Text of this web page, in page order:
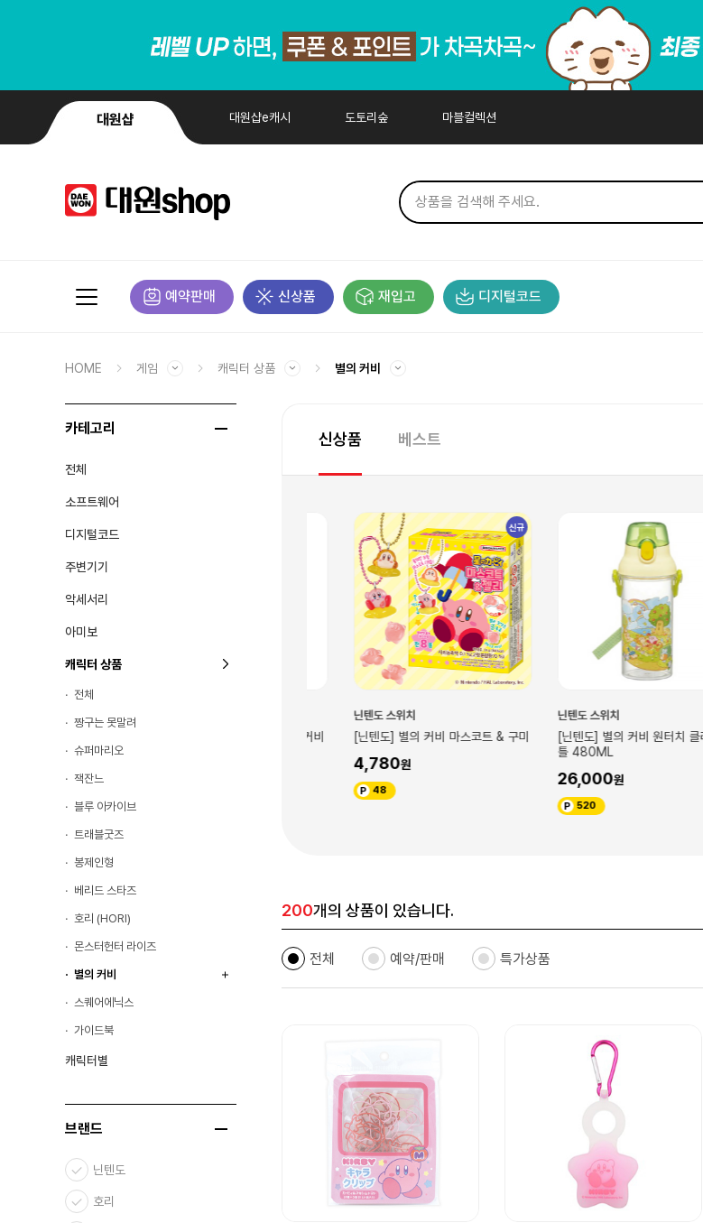
대원샵 대원샵e캐시 도토리숲 마블컬렉션
예약판매 신상품 재입고 디지털코드
HOME 게임 캐릭터 상품 별의 커비
카테고리
전체
소프트웨어
디지털코드
주변기기
악세서리
아미보
캐릭터 상품
전체
짱구는 못말려
슈퍼마리오
잭잔느
블루 아카이브
트래블굿즈
봉제인형
베리드 스타즈
호리 (HORI)
몬스터헌터 라이즈
별의 커비
스퀘어에닉스
가이드북
캐릭터별
브랜드
닌텐도
호리
신상품 베스트
닌텐도 스위치 닌텐도 스위치
[닌텐도] 별의 커비 마스코트 & 구미
4,780
신규
닌텐도 스위치
[닌텐도] 별의 커비 원터치 클리어 보
틀 480ML
26,000
520
200개의 상품이 있습니다.
전체 예약/판매 특가상품